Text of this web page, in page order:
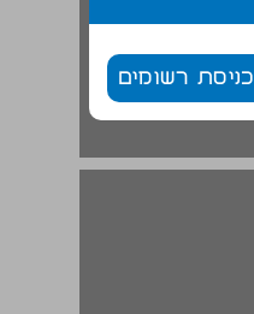
כניסת רשומים